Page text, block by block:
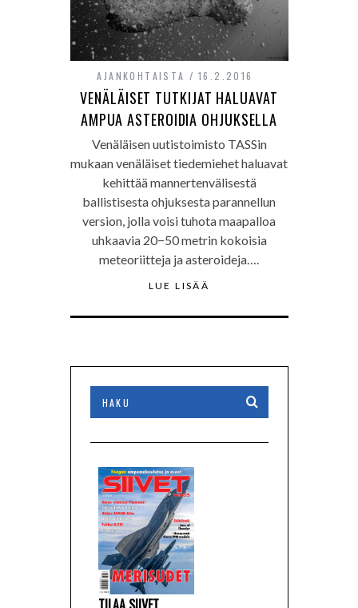
AJANKOHTAISTA 16.2.2016
VENÄLÄISET TUTKIJAT HALUAVAT
AMPUA ASTEROIDIA OHJUKSELLA
Venäläisen uutistoimisto TASSin
mukaan venäläiset tiedemiehet haluavat
kehittää mannertenvälisestä
ballistisesta ohjuksesta parannellun
version, jolla voisi tuhota maapalloa
uhkaavia 20−50 metrin kokoisia
meteoriitteja ja asteroideja….
LUE LISÄÄ